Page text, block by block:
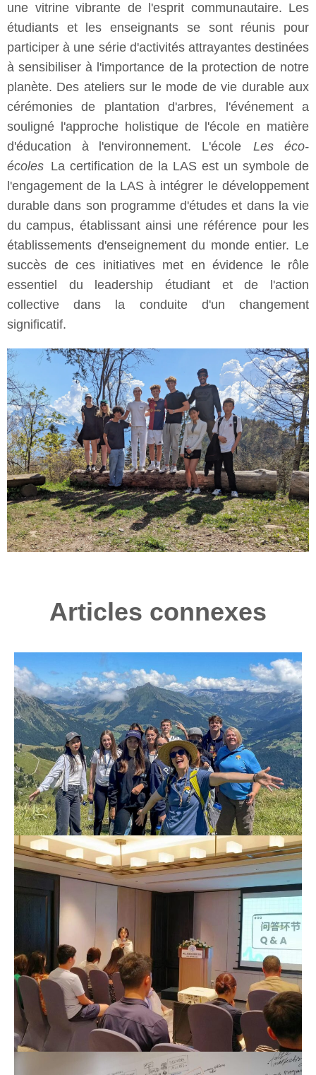
une vitrine vibrante de l'esprit communautaire. Les
étudiants et les enseignants se sont réunis pour
participer à une série d'activités attrayantes destinées
à sensibiliser à l'importance de la protection de notre
planète. Des ateliers sur le mode de vie durable aux
cérémonies de plantation d'arbres, l'événement a
souligné l'approche holistique de l'école en matière
d'éducation à l'environnement. L'école
Les éco-
écoles La certification de la LAS est un symbole de
l'engagement de la LAS à intégrer le développement
durable dans son programme d'études et dans la vie
du campus, établissant ainsi une référence pour les
établissements d'enseignement du monde entier. Le
succès de ces initiatives met en évidence le rôle
essentiel du leadership étudiant et de l'action
collective dans la conduite d'un changement
significatif.
Articles connexes